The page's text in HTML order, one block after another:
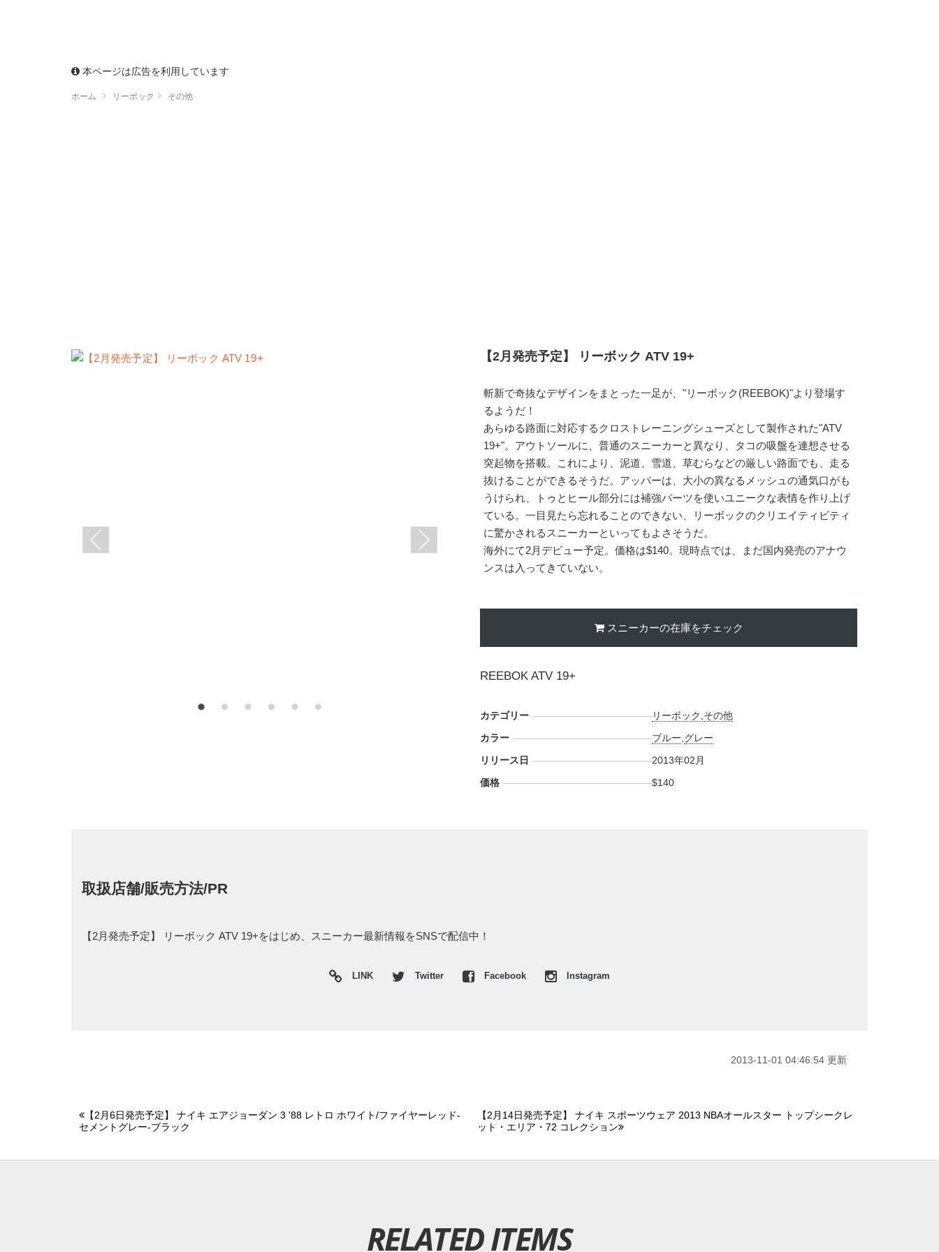
本ページは広告を利用しています
ホーム リーボック その他
【2月発売予定】 リーボック ATV 19+
斬新で奇抜なデザインをまとった一足が、"リーボック(REEBOK)"より登場す
るようだ！
あらゆる路面に対応するクロストレーニングシューズとして製作された"ATV
19+"。アウトソールに、普通のスニーカーと異なり、タコの吸盤を連想させる
突起物を搭載。これにより、泥道、雪道、草むらなどの厳しい路面でも、走る
抜けることができるそうだ。アッパーは、大小の異なるメッシュの通気口がも
うけられ、トゥとヒール部分には補強パーツを使いユニークな表情を作り上げ
ている。一目見たら忘れることのできない、リーボックのクリエイティビティ
に驚かされるスニーカーといってもよさそうだ。
海外にて2月デビュー予定。価格は$140。現時点では、まだ国内発売のアナウ
ンスは入ってきていない。
スニーカーの在庫をチェック
REEBOK ATV 19+
カテゴリー リーボック その他
カラー
ブルー グレー
リリース日
2013年02月
価格
$140
取扱店舗/販売方法/PR
【2月発売予定】 リーボック ATV 19+をはじめ、スニーカー最新情報をSNSで配信中！
LINK Twitter Facebook Instagram
2013-11-01 04:46:54 更新
【2月6日発売予定】 ナイキ エアジョーダン 3 '88 レトロ ホワイト/ファイヤーレッド-
セメントグレー-ブラック
【2月14日発売予定】 ナイキ スポーツウェア 2013 NBAオールスター トップシークレ
ット・エリア・72 コレクション
RELATED ITEMS